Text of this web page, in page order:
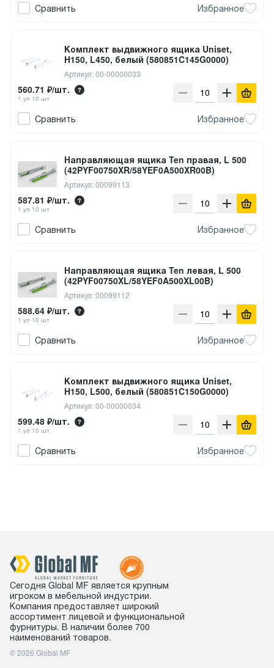
Сравнить Избранное
Комплект выдвижного ящика Uniset,
H150, L450, белый (580851C145G0000)
Артикул: 00-00000033
560.71 ₽/шт.
1 уп 10 шт
Сравнить Избранное
Направляющая ящика Ten правая, L 500
(42PYF00750XR/58YEF0A500XR00B)
Артикул: 00099113
587.81 ₽/шт.
1 уп 10 шт
Сравнить Избранное
Направляющая ящика Ten левая, L 500
(42PYF00750XL/58YEF0A500XL00B)
Артикул: 00099112
588.64 ₽/шт.
1 уп 10 шт
Сравнить Избранное
Комплект выдвижного ящика Uniset,
H150, L500, белый (580851C150G0000)
Артикул: 00-00000034
599.48 ₽/шт.
1 уп 10 шт
Сравнить Избранное
Сегодня Global MF является крупным
игроком в мебельной индустрии.
Компания предоставляет широкий
ассортимент лицевой и функциональной
фурнитуры. В наличии более 700
наименований товаров.
© 2026 Global MF